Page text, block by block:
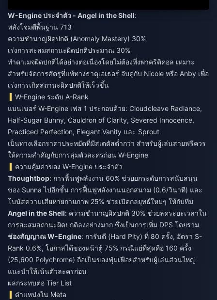
W-Engine ประจำตัว - Angel in the Shell:
พลังโจมตีพื้นฐาน 713
ความชำนาญผิดปกติ (Anomaly Mastery) 30%
เร่งการสะสมสถานะผิดปกติประมาณ 30%
ทำดาเมจผิดปกติได้อย่างต่อเนื่องโดยไม่ต้องพึ่งพาคริติคอล เหมาะ
สำหรับจัดการศัตรูที่แพ้ทางธาตุเอเธอร์ จับคู่กับ Nicole หรือ Anby เพื่อ
เร่งการเกิดสถานะผิดปกติให้เร็วขึ้น
W-Engine ระดับ A-Rank
แบนเนอร์ W-Engine เฟส 1 ประกอบด้วย: Cloudcleave Radiance,
Half-Sugar Bunny, Cauldron of Clarity, Severed Innocence,
Practiced Perfection, Elegant Vanity และ Sprout
เป็นทางเลือกราคาประหยัดที่มีสเตตัสต่ำกว่า สำหรับผู้เล่นสายฟรีควร
ให้ความสำคัญกับการสุ่มตัวละครก่อน W-Engine
ความคุ้มค่าของ W-Engine ประจำตัว
Thoughtbop: การฟื้นฟูพลังงาน 60% ช่วยยกระดับการสนับสนุน
ของ Sunna ไปอีกขั้น การฟื้นฟูพลังงานนอกสนาม (0.6/วินาที) และ
โบนัสความเสียหายกายภาพ 25% ช่วยเปิดกลยุทธ์ใหม่ๆ ให้กับทีม
Angel in the Shell: ความชำนาญผิดปกติ 30% ช่วยลดระยะเวลาใน
การสะสมสถานะผิดปกติลงอย่างมาก ซึ่งเป็นการเพิ่ม DPS โดยรวม
ช่องสัญญาณ W-Engine: การันตี (Hard Pity) ที่ 80 ครั้ง, อัตรา S-
Rank 0.6%, โอกาสได้ของหน้าตู้ 75% กรณีแย่ที่สุดคือ 160 ครั้ง
(25,600 Polychrome) ถือเป็นของฟุ่มเฟือยสำหรับผู้เล่นส่วนใหญ่
แนะนำให้เน้นตัวละครก่อน
ผลกระทบต่อ Tier List
ตำแหน่งใน Meta